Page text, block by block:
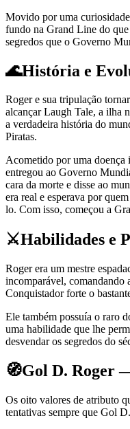
Movido por uma
fundo na Grand Line do
segredos que o Governo
🌊História e
Roger e sua tripulação
alcançar Laugh Tale, a ilha
a verdadeira história do
Piratas.
Acometido por uma doença
entregou ao Governo
cara da morte e disse ao
era real e esperava por
lo. Com isso, começou a
⚔️Habilidades e
Roger era um mestre
incomparável,
Conquistador forte o
Ele também possuía o raro
uma habilidade que lhe
desvendar os segredos do
🧭Gol D. Roger
Os oito valores de atributo
tentativas sempre que Gol